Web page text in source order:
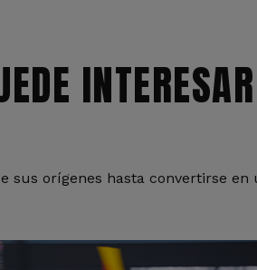
INTERESAR
sus orígenes hasta convertirse